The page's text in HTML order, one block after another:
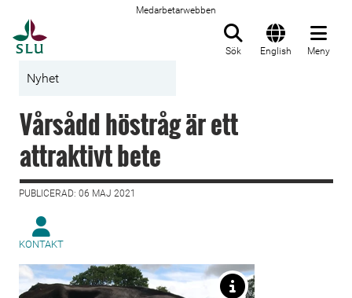
Medarbetarwebben
Sök English Meny
Nyhet
Vårsådd höstråg är ett
attraktivt bete
PUBLICERAD: 06 MAJ 2021
KONTAKT